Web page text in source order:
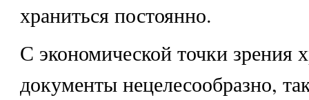
храниться постоянно.
С экономической точки зрения
документы нецелесообразно,